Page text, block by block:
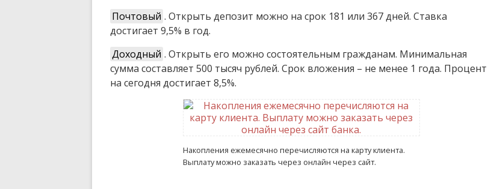
Почтовый . Открыть депозит можно на срок 181 или 367 дней. Ставка
достигает 9,5% в год.
Доходный . Открыть его можно состоятельным гражданам. Минимальная
сумма составляет 500 тысяч рублей. Срок вложения – не менее 1 года. Процент
на сегодня достигает 8,5%.
Накопления ежемесячно перечисляются на карту клиента.
Выплату можно заказать через онлайн через сайт.